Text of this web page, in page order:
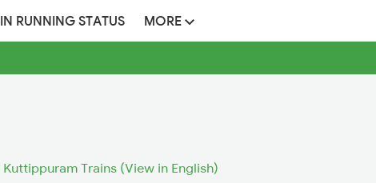
RUNNING STATUS MORE
Trains (View in English)